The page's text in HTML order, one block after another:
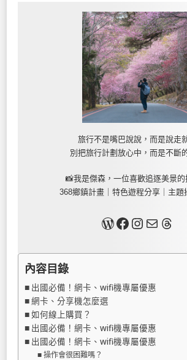
旅行不是嘴巴說說，而是說走
別把旅行計劃放心中，而是不斷
📸我是傑森，一位喜歡追逐美景的
368鄉鎮計畫｜特色遊程分享｜主題
關於我Facebook InstagramMail Threads
內容目錄
出國必備！網卡、wifi機專屬優惠
網卡、分享機怎麼選
如何線上購買？
出國必備！網卡、wifi機專屬優惠
出國必備！網卡、wifi機專屬優惠
操作會很困難嗎？